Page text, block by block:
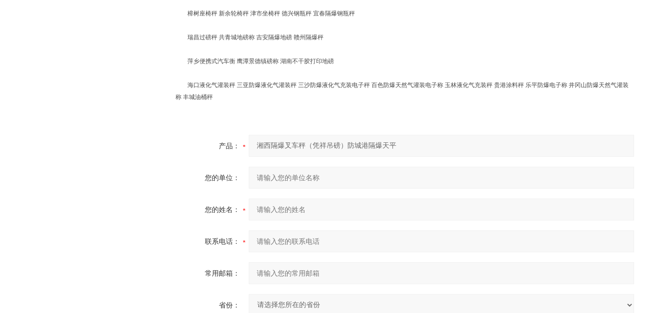
樟树座椅秤 新余轮椅秤 津市坐椅秤 德兴钢瓶秤 宜春隔爆钢瓶秤
瑞昌过磅秤 共青城地磅称 吉安隔爆地磅 赣州隔爆秤
萍乡便携式汽车衡 鹰潭景德镇磅称 湖南不干胶打印地磅
海口液化气灌装秤 三亚防爆液化气灌装秤 三沙防爆液化气充装电子秤 百色防爆天然气灌装电子称 玉林液化气充装秤 贵港涂料秤 乐平防爆电子称 井冈山防爆天然气灌装
称 丰城油桶秤
产品：
您的单位：
您的姓名：
联系电话：
常用邮箱：
省份：